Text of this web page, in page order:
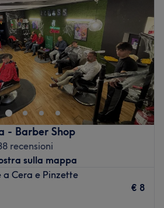
- Barber Shop
recensioni
sulla mappa
a Cera e Pinzette
€ 8